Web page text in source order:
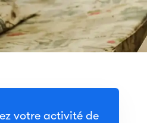
votre activité de